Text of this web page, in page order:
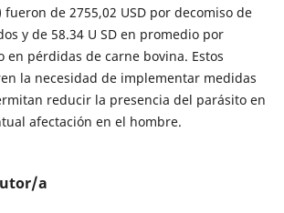
de 2755,02 USD por decomiso de
y de 58.34 U SD en promedio por
en pérdidas de carne bovina. Estos
la necesidad de implementar medidas
reducir la presencia del parásito en
afectación en el hombre.
a